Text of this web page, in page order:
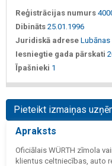
Reģistrācijas numurs
Dibināts 25.01.1996
Juridiskā adrese Lubānas
Iesniegtie gada pārskati
Īpašnieki 1
Pieteikt izmaiņas
Apraksts
Oficiālais WÜRTH zīmola
klientus celtniecības, auto